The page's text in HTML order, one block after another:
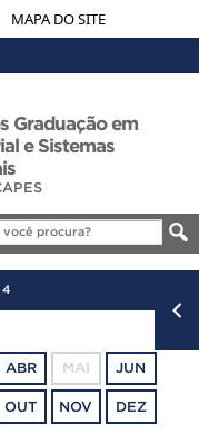
MAPA DO SITE
Graduação em
e Sistemas
ABR MAI JUN
OUT NOV DEZ